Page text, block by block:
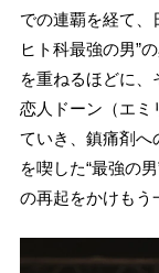
での連覇を経て、
ヒト科最強の男”
を重ねるほどに
恋人ドーン（エミ
ていき、鎮痛剤へ
を喫した“最強の
の再起をかけもう